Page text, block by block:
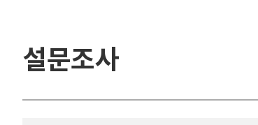
설문조사